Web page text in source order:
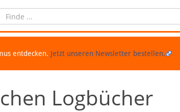
entdecken. Jetzt unseren Newsletter bestellen.
Logbücher